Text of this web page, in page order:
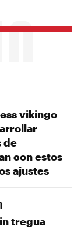
vikingo
de
con estos
ajustes
tregua